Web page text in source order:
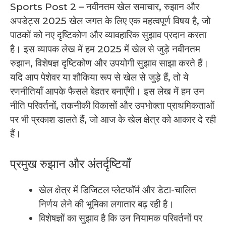
Sports Post 2 – नवीनतम खेल समाचार, रुझान और
अपडेट्स 2025 ­खेल जगत के लिए एक महत्वपूर्ण विषय है, जो
पाठकों को नए दृष्टिकोण और व्यावहारिक सुझाव प्रदान करता
है। इस व्यापक लेख में हम 2025 में खेल से जुड़े नवीनतम
रुझान, विशेषज्ञ दृष्टिकोण और उपयोगी सुझाव साझा करते हैं।
यदि आप पेशेवर या शौकिया रूप से खेल से जुड़े हैं, तो ये
रणनीतियाँ आपके फैसले बेहतर बनाएँगी। इस लेख में हम उन
नीति परिवर्तनों, तकनीकी विकासों और उपभोक्ता प्राथमिकताओं
पर भी प्रकाश डालते हैं, जो आज के खेल क्षेत्र को आकार दे रही
हैं।
प्रमुख रुझान और अंतर्दृष्टियाँ
खेल क्षेत्र में डिजिटल प्लेटफॉर्म और डेटा-चालित
निर्णय लेने की भूमिका लगातार बढ़ रही है।
विशेषज्ञों का सुझाव है कि उन नियामक परिवर्तनों पर